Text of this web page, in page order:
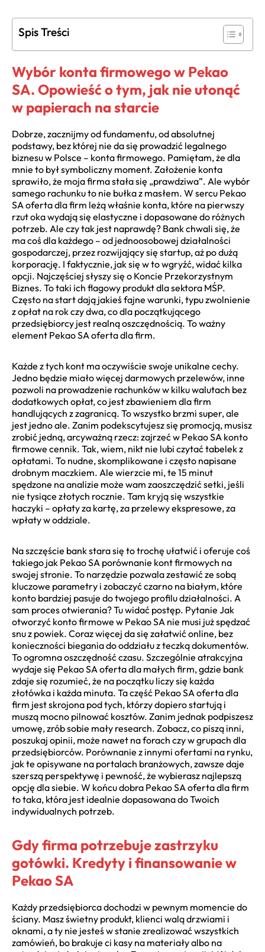
Spis Treści
Wybór konta firmowego w Pekao
SA. Opowieść o tym, jak nie utonąć
w papierach na starcie
Dobrze, zacznijmy od fundamentu, od absolutnej
podstawy, bez której nie da się prowadzić legalnego
biznesu w Polsce – konta firmowego. Pamiętam, że dla
mnie to był symboliczny moment. Założenie konta
sprawiło, że moja firma stała się „prawdziwa”. Ale wybór
samego rachunku to nie bułka z masłem. W sercu Pekao
SA oferta dla firm leżą właśnie konta, które na pierwszy
rzut oka wydają się elastyczne i dopasowane do różnych
potrzeb. Ale czy tak jest naprawdę? Bank chwali się, że
ma coś dla każdego – od jednoosobowej działalności
gospodarczej, przez rozwijający się startup, aż po dużą
korporację. I faktycznie, jak się w to wgryźć, widać kilka
opcji. Najczęściej słyszy się o Koncie Przekorzystnym
Biznes. To taki ich flagowy produkt dla sektora MŚP.
Często na start dają jakieś fajne warunki, typu zwolnienie
z opłat na rok czy dwa, co dla początkującego
przedsiębiorcy jest realną oszczędnością. To ważny
element Pekao SA oferta dla firm.
Każde z tych kont ma oczywiście swoje unikalne cechy.
Jedno będzie miało więcej darmowych przelewów, inne
pozwoli na prowadzenie rachunków w kilku walutach bez
dodatkowych opłat, co jest zbawieniem dla firm
handlujących z zagranicą. To wszystko brzmi super, ale
jest jedno ale. Zanim podekscytujesz się promocją, musisz
zrobić jedną, arcyważną rzecz: zajrzeć w Pekao SA konto
firmowe cennik. Tak, wiem, nikt nie lubi czytać tabelek z
opłatami. To nudne, skomplikowane i często napisane
drobnym maczkiem. Ale wierzcie mi, te 15 minut
spędzone na analizie może wam zaoszczędzić setki, jeśli
nie tysiące złotych rocznie. Tam kryją się wszystkie
haczyki – opłaty za kartę, za przelewy ekspresowe, za
wpłaty w oddziale.
Na szczęście bank stara się to trochę ułatwić i oferuje coś
takiego jak Pekao SA porównanie kont firmowych na
swojej stronie. To narzędzie pozwala zestawić ze sobą
kluczowe parametry i zobaczyć czarno na białym, które
konto bardziej pasuje do twojego profilu działalności. A
sam proces otwierania? Tu widać postęp. Pytanie Jak
otworzyć konto firmowe w Pekao SA nie musi już spędzać
snu z powiek. Coraz więcej da się załatwić online, bez
konieczności biegania do oddziału z teczką dokumentów.
To ogromna oszczędność czasu. Szczególnie atrakcyjna
wydaje się Pekao SA oferta dla małych firm, gdzie bank
zdaje się rozumieć, że na początku liczy się każda
złotówka i każda minuta. Ta część Pekao SA oferta dla
firm jest skrojona pod tych, którzy dopiero startują i
muszą mocno pilnować kosztów. Zanim jednak podpiszesz
umowę, zrób sobie mały research. Zobacz, co piszą inni,
poszukaj opinii, może nawet na forach czy w grupach dla
przedsiębiorców. Porównanie z innymi ofertami na rynku,
jak te opisywane na portalach branżowych, zawsze daje
szerszą perspektywę i pewność, że wybierasz najlepszą
opcję dla siebie. W końcu dobra Pekao SA oferta dla firm
to taka, która jest idealnie dopasowana do Twoich
indywidualnych potrzeb.
Gdy firma potrzebuje zastrzyku
gotówki. Kredyty i finansowanie w
Pekao SA
Każdy przedsiębiorca dochodzi w pewnym momencie do
ściany. Masz świetny produkt, klienci walą drzwiami i
oknami, a ty nie jesteś w stanie zrealizować wszystkich
zamówień, bo brakuje ci kasy na materiały albo na